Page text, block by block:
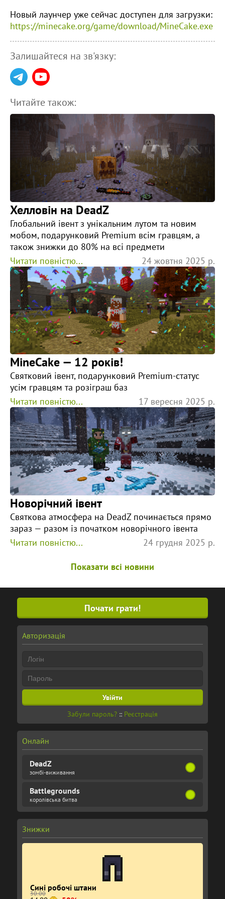
Новый лаунчер уже сейчас доступен для загрузки:
https://minecake.org/game/download/MineCake.exe
Залишайтеся на зв'язку:
Читайте також:
Хелловін на DeadZ
Глобальний івент з унікальним лутом та новим
мобом, подарунковий Premium всім гравцям, а
також знижки до 80% на всі предмети
Читати повністю...
24 жовтня 2025 р.
MineCake — 12 років!
Святковий івент, подарунковий Premium-статус
усім гравцям та розіграш баз
Читати повністю...
17 вересня 2025 р.
Новорічний івент
Святкова атмосфера на DeadZ починається прямо
зараз — разом із початком новорічного івента
Читати повністю...
24 грудня 2025 р.
Показати всі новини
Почати грати!
Авторизація
Забули пароль? :: Реєстрація
Онлайн
DeadZ
зомбі-виживання
Battlegrounds
королівська битва
Знижки
Сині робочі штани
30.00